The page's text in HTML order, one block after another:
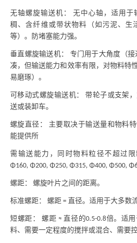
无轴螺旋输送机：
无中心轴，适用于
稠、含纤维或带状物料（如污泥、生
等）。防堵塞能力强。
垂直螺旋输送机： 专门用于大角度（接
凑，但输送能力和效率有限，对物料特
易磨琢）。
可移动式螺旋输送机：
带轮子或支架
送或装卸车。
螺旋直径：
主要取决于输送量和物料
能提供所
需输送能力，同时物料粒径不超过限
Φ160, Φ200, Φ250, Φ315, Φ400, Φ500,
螺距： 螺旋叶片之间的距离。
标准螺距： 螺距 = 直径。适用于大多数
短螺距： 螺距 ≈ 直径的0.5-0.8倍。适
料、需要一定程度的搅拌或混合、需要